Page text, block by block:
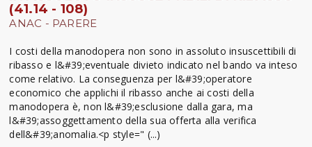
(41.14 - 108)
ANAC - PARERE
I costi della manodopera non sono in assoluto insuscettibili di
ribasso e l&#39;eventuale divieto indicato nel bando va inteso
come relativo. La conseguenza per l&#39;operatore
economico che applichi il ribasso anche ai costi della
manodopera è, non l&#39;esclusione dalla gara, ma
l&#39;assoggettamento della sua offerta alla verifica
dell&#39;anomalia.<p style=" (...)